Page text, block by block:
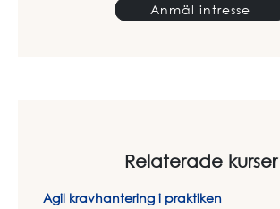
Anmäl intresse
Relaterade kurser
Agil kravhantering i praktiken